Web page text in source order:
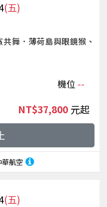
(五)
共舞．薄荷島與眼鏡猴、
機位 --
華航空
NT$37,800 起
(五)